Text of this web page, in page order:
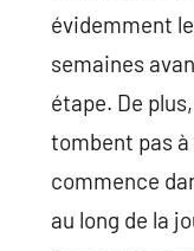
évidemment
semaines
étape. De
tombent pas
commence
au long de la